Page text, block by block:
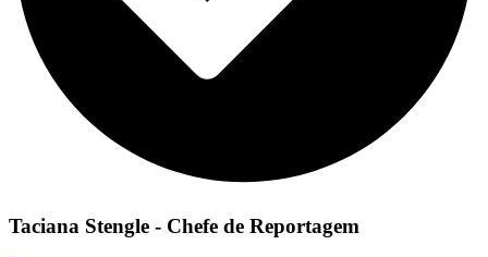
Taciana Stengle - Chefe de Reportagem